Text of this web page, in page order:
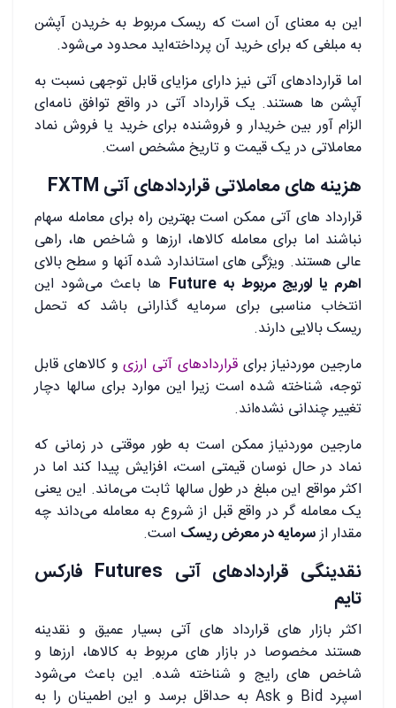
این به معنای آن است که ریسک مربوط به خریدن آپشن
به مبلغی که برای خرید آن پرداخته‌اید محدود می‌شود.
اما قراردادهای آتی نیز دارای مزایای قابل توجهی نسبت به
آپشن‌ ها هستند. یک قرارداد آتی در واقع توافق‌ نامه‌ای
الزام ‌آور بین خریدار و فروشنده برای خرید یا فروش نماد
معاملاتی در یک قیمت و تاریخ مشخص است.
هزینه های معاملاتی قراردادهای آتی FXTM
قرارداد های آتی ممکن است بهترین راه برای معامله سهام
نباشند اما برای معامله کالاها، ارزها و شاخص ‌ها، راهی
عالی هستند. ویژگی ‌های استاندارد شده آنها و سطح بالای
اهرم یا لوریج مربوط به Future
ها باعث می‌شود این
انتخاب مناسبی برای سرمایه ‌گذارانی باشد که تحمل
ریسک بالایی دارند.
مارجین موردنیاز برایقراردادهای آتی ارزیو کالاهای قابل
توجه، شناخته شده است زیرا این موارد برای سالها دچار
تغییر چندانی نشده‌اند.
مارجین موردنیاز ممکن است به طور موقتی در زمانی که
نماد در حال نوسان قیمتی است، افزایش پیدا کند اما در
اکثر مواقع این مبلغ در طول سالها ثابت می‌ماند. این یعنی
یک معامله ‌گر در واقع قبل از شروع به معامله می‌داند چه
مقدار ازسرمایه‌ در معرض ریسک است.
نقدینگی قراردادهای آتی Futures فارکس
تایم
اکثر بازار های قرارداد های آتی بسیار عمیق و نقدینه
هستند مخصوصا در بازار های مربوط به کالاها، ارزها و
شاخص‌ های رایج و شناخته شده. این باعث می‌شود
اسپرد Bid و Ask به حداقل برسد و این اطمینان را به